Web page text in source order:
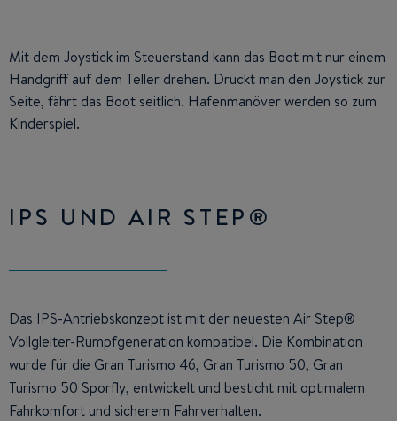
Mit dem Joystick im Steuerstand kann das Boot mit nur einem
Handgriff auf dem Teller drehen. Drückt man den Joystick zur
Seite, fährt das Boot seitlich. Hafenmanöver werden so zum
Kinderspiel.
IPS UND AIR STEP®
Das IPS-Antriebskonzept ist mit der neuesten Air Step®
Vollgleiter-Rumpfgeneration kompatibel. Die Kombination
wurde für die Gran Turismo 46, Gran Turismo 50, Gran
Turismo 50 Sporfly, entwickelt und besticht mit optimalem
Fahrkomfort und sicherem Fahrverhalten.